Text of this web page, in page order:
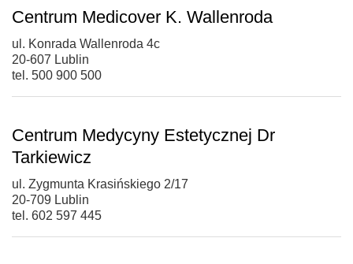
Centrum Medicover K. Wallenroda
ul. Konrada Wallenroda 4c
20-607 Lublin
tel. 500 900 500
Centrum Medycyny Estetycznej Dr
Tarkiewicz
ul. Zygmunta Krasińskiego 2/17
20-709 Lublin
tel. 602 597 445